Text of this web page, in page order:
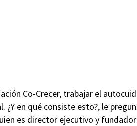
Co-Crecer, trabajar el
¿Y en qué consiste esto?, le
es director ejecutivo y